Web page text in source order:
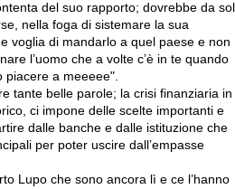
del suo rapporto; dovrebbe da
nella foga di sistemare la sua
voglia di mandarlo a quel paese e non
l’uomo che a volte c’è in te quando
piacere a meeeee".
tante belle parole; la crisi finanziaria in
ci impone delle scelte importanti e
dalle banche e dalle istituzione che
per poter uscire dall’empasse
Lupo che sono ancora lì e ce l’hanno